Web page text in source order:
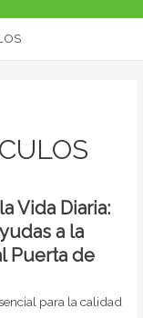
Vida Diaria:
a la
Puerta de
para la calidad